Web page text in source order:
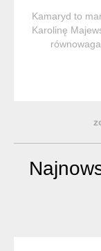
Kamaryd to
Karolinę
jakości